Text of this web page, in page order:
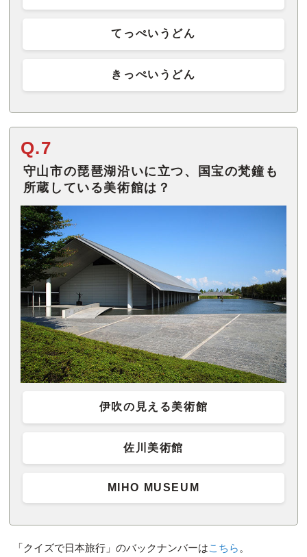
てっぺいうどん
きっぺいうどん
Q.7
守山市の琵琶湖沿いに立つ、国宝の梵鐘も
所蔵している美術館は？
伊吹の見える美術館
佐川美術館
MIHO MUSEUM
「クイズで日本旅行」のバックナンバーはこちら 。